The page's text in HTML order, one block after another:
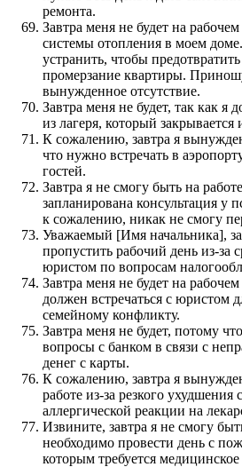
ремонта.
Завтра меня не будет на
системы отопления в моем
устранить, чтобы
промерзание квартиры.
вынужденное отсутствие.
Завтра меня не будет, так как я
из лагеря, который
К сожалению, завтра я
что нужно встречать в
гостей.
Завтра я не смогу быть на
запланирована консультация у
к сожалению, никак не смогу
Уважаемый [Имя начальника],
пропустить рабочий день из-за
юристом по вопросам
Завтра меня не будет на
должен встречаться с юристом
семейному конфликту.
Завтра меня не будет, потому
вопросы с банком в связи с
денег с карты.
К сожалению, завтра я
работе из-за резкого ухудшения
аллергической реакции на
Извините, завтра я не смогу
необходимо провести день с
которым требуется